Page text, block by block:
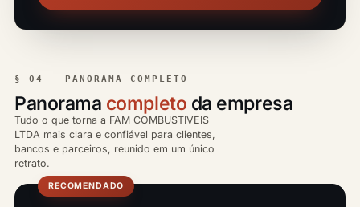
§ 04 — PANORAMA COMPLETO
Panorama completo da empresa
Tudo o que torna a FAM COMBUSTIVEIS
LTDA mais clara e confiável para clientes,
bancos e parceiros, reunido em um único
retrato.
RECOMENDADO